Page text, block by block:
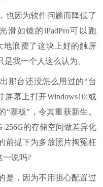
因为软件问题而降低了
滑如镜的iPadPro可以跑
地浪费了这块上好的触屏
我一个人这么认为。
台还没怎么用过的“台
屏幕上打开Windows10;或
寨板”，令其重获新生。
256G的存储空间做差异化
前提下为多放照片掏冤枉
说吗?
，因为不用担心配置过